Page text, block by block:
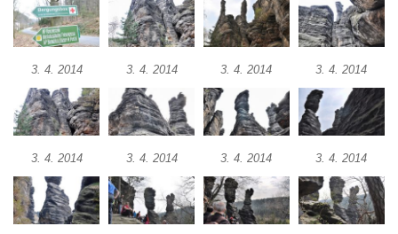
Skalní město Nebeská říše u Ostrova
Vyhlídka u symbolického horolezeckého
Skalní věž Doga v Tiských stěnách
Lavička Jiřího Kopeckého v Tiských
stěnách
Tiské stěny
Ledová stěna u Sýrového potoka v
Kyjovském údolí
3. 4. 2014 3. 4. 2014 3. 4. 2014 3. 4. 2014
3. 4. 2014 3. 4. 2014 3. 4. 2014 3. 4. 2014